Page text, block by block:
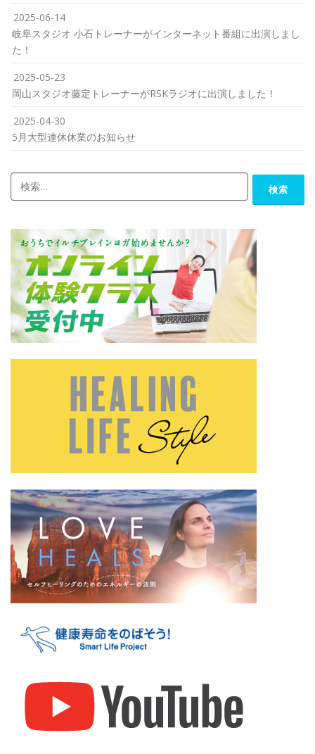
2025-06-14
岐阜スタジオ 小石トレーナーがインターネット番組に出演しまし
た！
2025-05-23
岡山スタジオ藤定トレーナーがRSKラジオに出演しました！
2025-04-30
5月大型連休休業のお知らせ